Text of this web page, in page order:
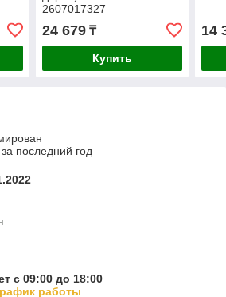
2607017327
24 679₸
Купить
14
последний год
с 09:00 до 18:00
работы